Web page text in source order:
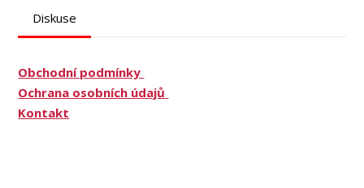
Diskuse
Obchodní podmínky
Ochrana osobních údajů
Kontakt